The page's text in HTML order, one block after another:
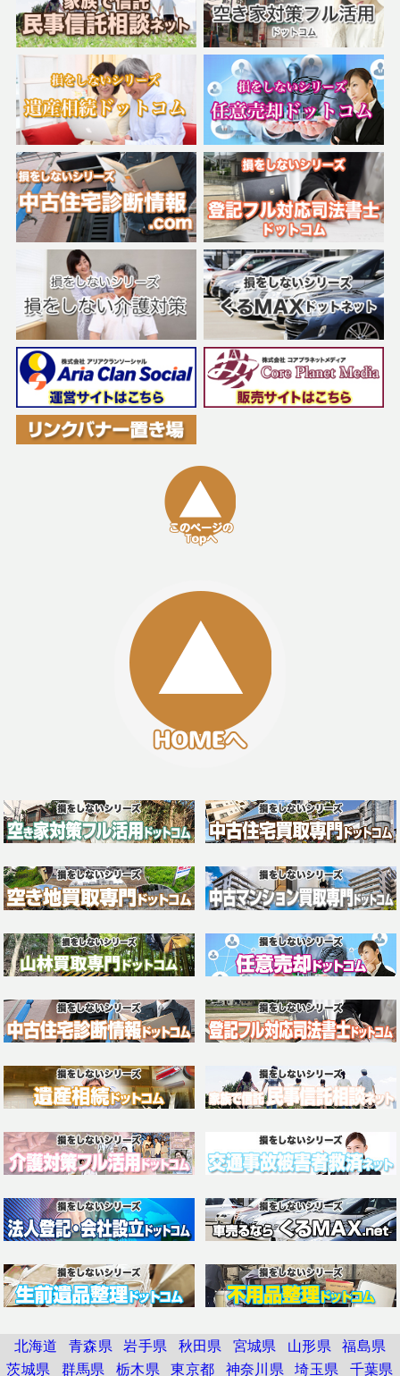
北海道 青森県 岩手県 秋田県 宮城県 山形県 福島県
茨城県 群馬県 栃木県 東京都 神奈川県 埼玉県 千葉県